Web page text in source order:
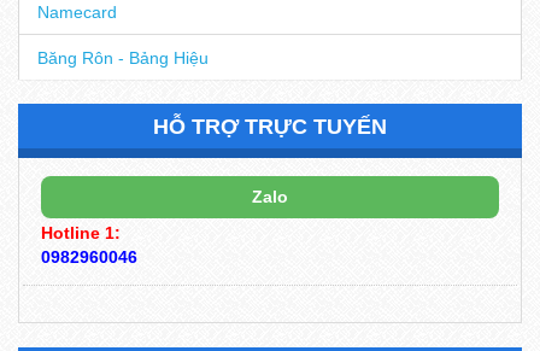
Namecard
Băng Rôn - Bảng Hiệu
HỖ TRỢ TRỰC TUYẾN
Zalo
Hotline 1:
0982960046